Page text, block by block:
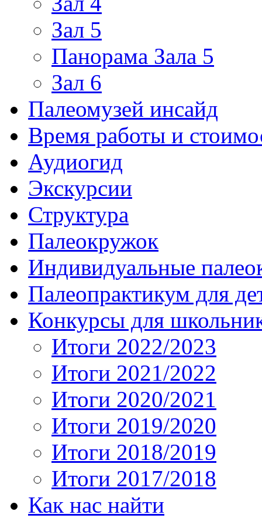
Зал 5
Панорама Зала 5
Зал 6
Палеомузей инсайд
Время работы и
Аудиогид
Экскурсии
Структура
Палеокружок
Индивидуальные
Палеопрактикум для
Конкурсы для
Итоги 2022/2023
Итоги 2021/2022
Итоги 2020/2021
Итоги 2019/2020
Итоги 2018/2019
Итоги 2017/2018
Как нас найти